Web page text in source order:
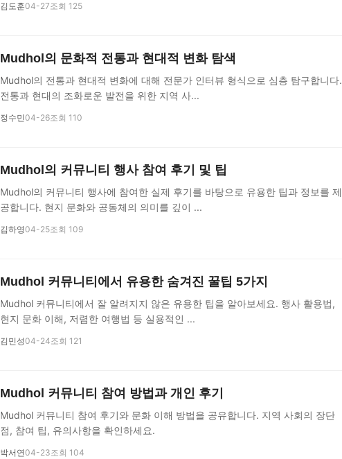
김도훈04-27조회 125
Mudhol의 문화적 전통과 현대적 변화 탐색
Mudhol의 전통과 현대적 변화에 대해 전문가 인터뷰 형식으로 심층 탐구합니다.
전통과 현대의 조화로운 발전을 위한 지역 사...
정수민04-26조회 110
Mudhol의 커뮤니티 행사 참여 후기 및 팁
Mudhol의 커뮤니티 행사에 참여한 실제 후기를 바탕으로 유용한 팁과 정보를 제
공합니다. 현지 문화와 공동체의 의미를 깊이 ...
김하영04-25조회 109
Mudhol 커뮤니티에서 유용한 숨겨진 꿀팁 5가지
Mudhol 커뮤니티에서 잘 알려지지 않은 유용한 팁을 알아보세요. 행사 활용법,
현지 문화 이해, 저렴한 여행법 등 실용적인 ...
김민성04-24조회 121
Mudhol 커뮤니티 참여 방법과 개인 후기
Mudhol 커뮤니티 참여 후기와 문화 이해 방법을 공유합니다. 지역 사회의 장단
점, 참여 팁, 유의사항을 확인하세요.
박서연04-23조회 104